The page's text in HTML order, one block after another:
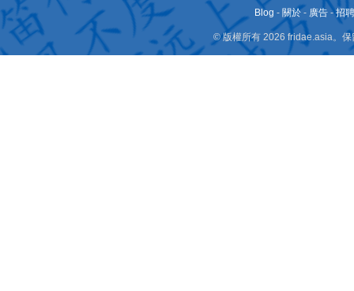
Blog - 關於 - 廣告 -招
© 版權所有 2026 fridae.asia。